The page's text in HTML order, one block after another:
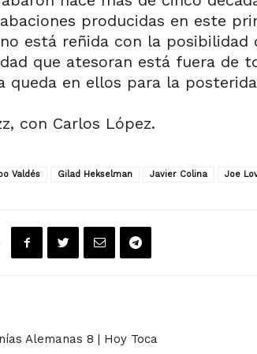
producidas en este
está reñida con la posibilidad
que atesoran está fuera de
queda en ellos para la
con Carlos López.
Valdés Gilad Hekselman Javier Colina Joe
Alemanas 8 | Hoy Toca